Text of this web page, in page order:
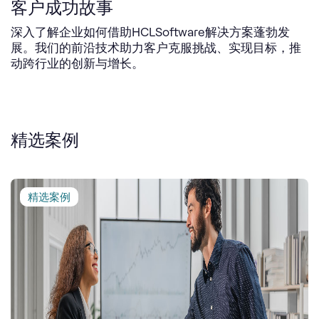
客户成功故事
深入了解企业如何借助HCLSoftware解决方案蓬勃发
展。我们的前沿技术助力客户克服挑战、实现目标，推
动跨行业的创新与增长。
精选案例
精选案例